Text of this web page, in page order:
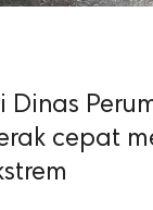
Dinas
cepat